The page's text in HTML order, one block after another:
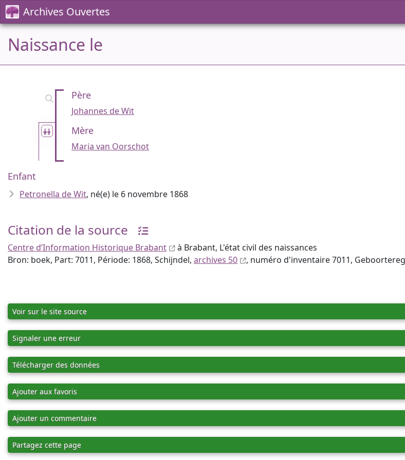
Archives Ouvertes
Naissance le
Père
Johannes de Wit
Mère
Maria van Oorschot
Enfant
Petronella de Wit, né(e) le 6 novembre 1868
Citation de la source
Centre d’Information Historique Brabant
à Brabant, L'état civil des naissances
Bron: boek, Part: 7011, Période: 1868, Schijndel, archives 50 , numéro d'inventaire 7011,
Voir sur le site source
Signaler une erreur
Télécharger des données
Ajouter aux favoris
Ajouter un commentaire
Partagez cette page